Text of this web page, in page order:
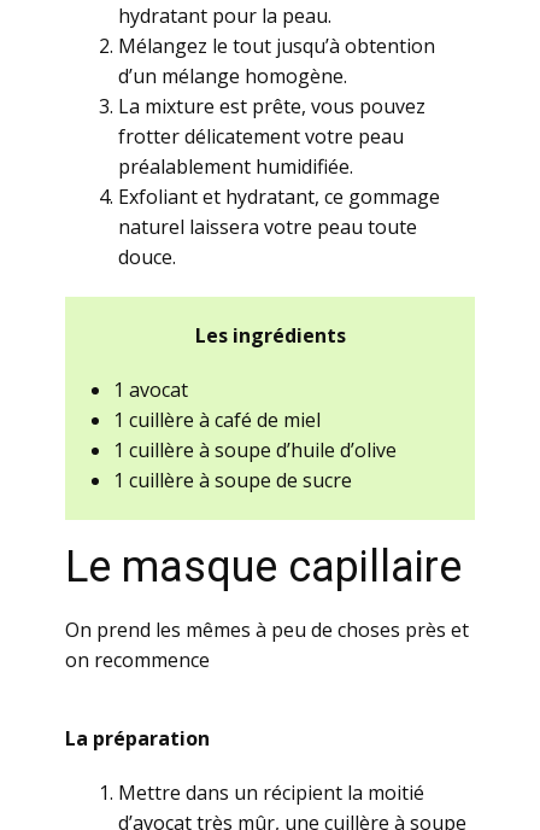
hydratant pour la peau.
Mélangez le tout jusqu’à obtention
d’un mélange homogène.
La mixture est prête, vous pouvez
frotter délicatement votre peau
préalablement humidifiée.
Exfoliant et hydratant, ce gommage
naturel laissera votre peau toute
douce.
Les ingrédients
1 avocat
1 cuillère à café de miel
1 cuillère à soupe d’huile d’olive
1 cuillère à soupe de sucre
Le masque capillaire
On prend les mêmes à peu de choses près et
on recommence
La préparation
Mettre dans un récipient la moitié
d’avocat très mûr, une cuillère à soupe